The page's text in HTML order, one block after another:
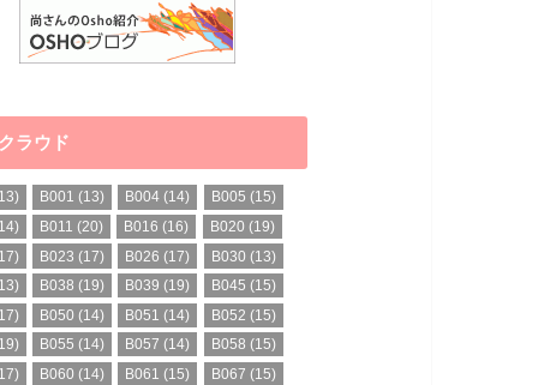
ラウド
B001 (13) B004 (14) B005 (15)
B011 (20) B016 (16) B020 (19)
B023 (17) B026 (17) B030 (13)
B038 (19) B039 (19) B045 (15)
B050 (14) B051 (14) B052 (15)
B055 (14) B057 (14) B058 (15)
B060 (14) B061 (15) B067 (15)